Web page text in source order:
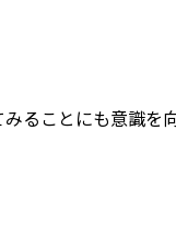
ることにも意識を